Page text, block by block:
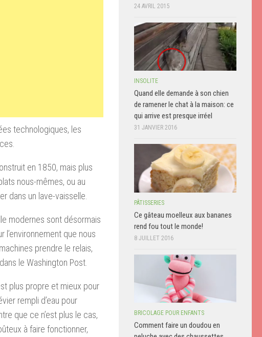
technologiques, les
en 1850, mais plus
nous-mêmes, ou au
dans un lave-vaisselle.
modernes sont désormais
que nous
prendre le relais,
le Washington Post.
plus propre et mieux pour
rempli d’eau pour
que ce n’est plus le cas,
à faire fonctionner,
24 AVRIL 2015
INSOLITE
Quand elle demande à son chien
de ramener le chat à la maison: ce
qui arrive est presque irréel
31 JANVIER 2016
PÂTISSERIES
Ce gâteau moelleux aux bananes
rend fou tout le monde!
8 JUILLET 2016
BRICOLAGE POUR ENFANTS
Comment faire un doudou en